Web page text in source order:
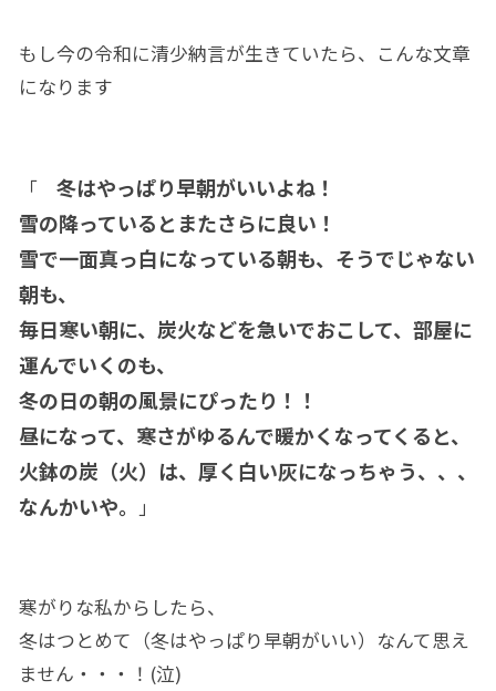
もし今の令和に清少納言が生きていたら、こんな文章
になります
「 冬はやっぱり早朝がいいよね！
雪の降っているとまたさらに良い！
雪で一面真っ白になっている朝も、そうでじゃない
朝も、
毎日寒い朝に、炭火などを急いでおこして、部屋に
運んでいくのも、
冬の日の朝の風景にぴったり！！
昼になって、寒さがゆるんで暖かくなってくると、
火鉢の炭（火）は、厚く白い灰になっちゃう、、、
なんかいや。
」
寒がりな私からしたら、
冬はつとめて（冬はやっぱり早朝がいい）なんて思え
ません・・・！(泣)